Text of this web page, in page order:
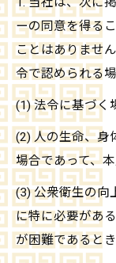
ーの同意を得る
ことはありませ
令で認められる
(1) 法令に基づく
(2) 人の生命、身
場合であって、
(3) 公衆衛生の向
に特に必要があ
が困難であるとき